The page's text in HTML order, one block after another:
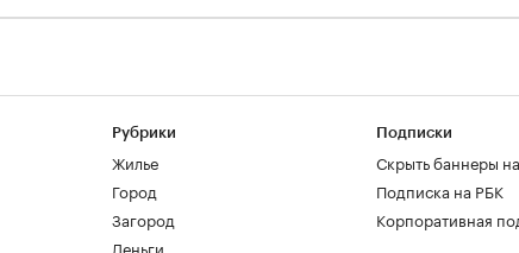
Рубрики
Жилье
Город
Загород
Деньги
Подписки
Скрыть баннеры
Подписка на РБК
Корпоративная